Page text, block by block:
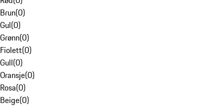
Brun(0)
Gul(0)
Grønn(0)
Fiolett(0)
Gull(0)
Oransje(0)
Rosa(0)
Beige(0)